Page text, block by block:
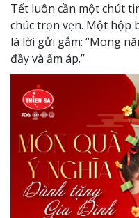
Tết luôn cần một chút
chúc trọn vẹn. Một hộp
là lời gửi gắm: “Mong
đầy và ấm áp.”